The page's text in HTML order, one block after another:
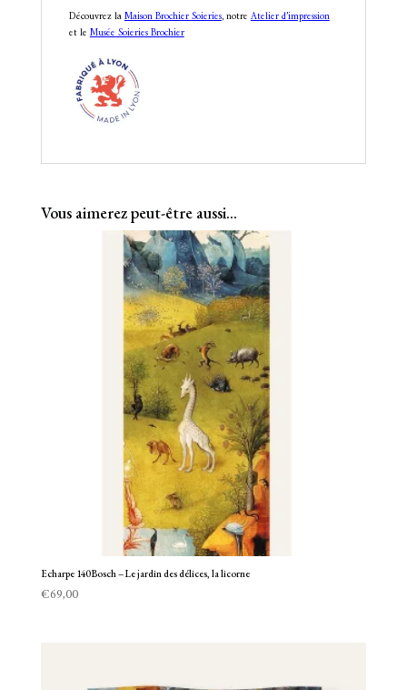
Découvrez laMaison Brochier Soieries, notreAtelier d’impression
et leMusée Soieries Brochier
Vous aimerez peut-être aussi…
Echarpe 140 Bosch – Le jardin des délices, la licorne
€69,00